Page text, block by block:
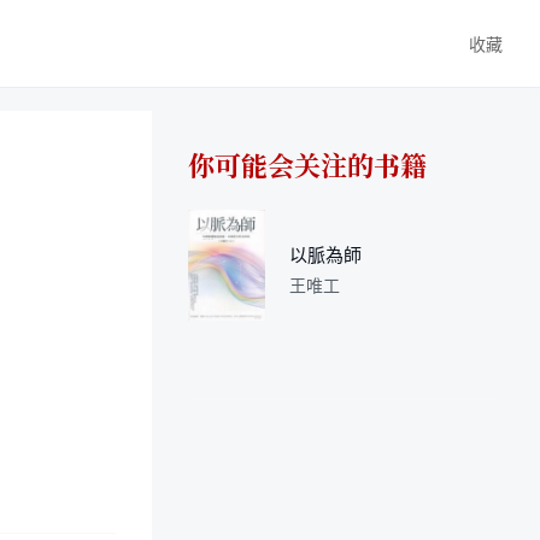
收藏
你可能会关注的书籍
以脈為師
王唯工